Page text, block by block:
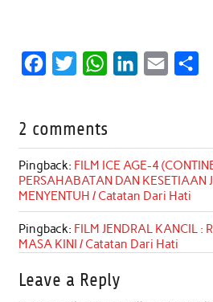
e
b
o
o
k
t
t
e
r
W
t
s
A
p
p
e
d
I
n
l
e
2 comments
Pingback: FILM ICE AGE-4
PERSAHABATAN DAN KESETIAAN
MENYENTUH / Catatan Dari Hati
Pingback: FILM JENDRAL KANCIL :
MASA KINI / Catatan Dari Hati
Leave a Reply